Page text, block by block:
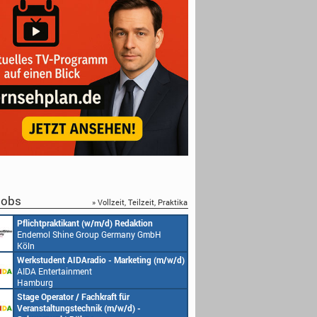
» Vollzeit, Teilzeit, Praktika
Pflichtpraktikant (w/m/d) Redaktion
Endemol Shine Group Germany GmbH
Köln
Werkstudent AIDAradio - Marketing (m/w/d)
AIDA Entertainment
Hamburg
Stage Operator / Fachkraft für
Veranstaltungstechnik (m/w/d) -